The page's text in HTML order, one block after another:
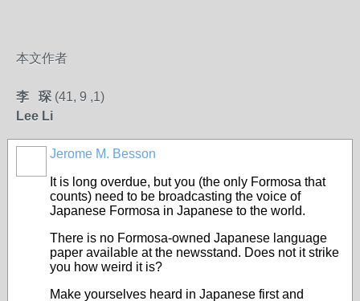
本文作者
李 琛 (41, 9 ,1)
Lee Li
Jerome M. Besson
It is long overdue, but you (the only Formosa that
counts) need to be broadcasting the voice of
Japanese Formosa in Japanese to the world.
There is no Formosa-owned Japanese language
paper available at the newsstand. Does not it strike
you how weird it is?
Make yourselves heard in Japanese first and